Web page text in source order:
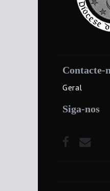
Contacte-
Geral
Siga-nos